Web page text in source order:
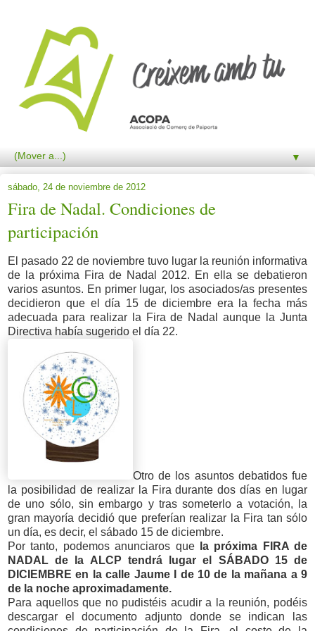
▼
sábado, 24 de noviembre de 2012
Fira de Nadal. Condiciones de
participación
El pasado 22 de noviembre tuvo lugar la reunión informativa
de la próxima Fira de Nadal 2012. En ella se debatieron
varios asuntos. En primer lugar, los asociados/as presentes
decidieron que el día 15 de diciembre era la fecha más
adecuada para realizar la Fira de Nadal aunque la Junta
Directiva había sugerido el día 22.
Otro de los asuntos debatidos fue
la posibilidad de realizar la Fira durante dos días en lugar
de uno sólo, sin embargo y tras someterlo a votación, la
gran mayoría decidió que preferían realizar la Fira tan sólo
un día, es decir, el sábado 15 de diciembre.
Por tanto, podemos anunciaros que
la próxima FIRA de
NADAL de la ALCP tendrá lugar el SÁBADO 15 de
DICIEMBRE en la calle Jaume I de 10 de la mañana a 9
de la noche aproximadamente.
Para aquellos que no pudistéis acudir a la reunión, podéis
descargar el documento adjunto donde se indican las